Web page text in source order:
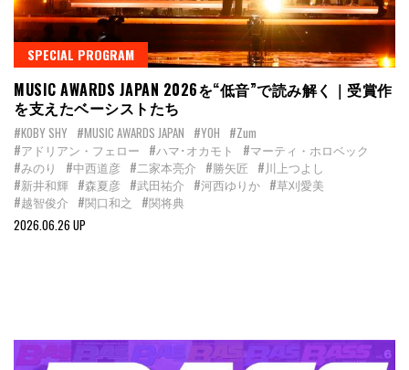
SPECIAL PROGRAM
MUSIC AWARDS JAPAN 2026を“低音”で読み解く｜受賞作
を支えたベーシストたち
#KOBY SHY #MUSIC AWARDS JAPAN #YOH #Zum
#アドリアン・フェロー #ハマ･オカモト
#マーティ・ホロベック
#みのり
#中西道彦 #二家本亮介 #勝矢匠 #川上つよし
#新井和輝 #森夏彦 #武田祐介 #河西ゆりか #草刈愛美
#越智俊介 #関口和之
#関将典
2026.06.26 UP